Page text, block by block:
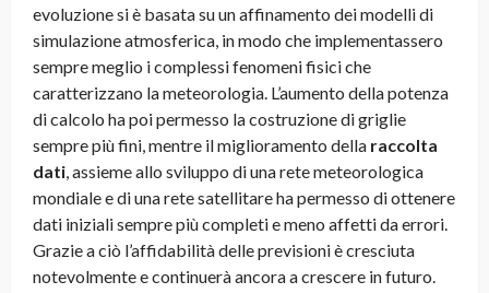
evoluzione si è basata su un affinamento dei modelli di
simulazione atmosferica, in modo che implementassero
sempre meglio i complessi fenomeni fisici che
caratterizzano la meteorologia. L’aumento della potenza
di calcolo ha poi permesso la costruzione di griglie
sempre più fini, mentre il miglioramento della raccolta
dati, assieme allo sviluppo di una rete meteorologica
mondiale e di una rete satellitare ha permesso di ottenere
dati iniziali sempre più completi e meno affetti da errori.
Grazie a ciò l’affidabilità delle previsioni è cresciuta
notevolmente e continuerà ancora a crescere in futuro.